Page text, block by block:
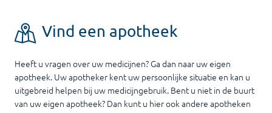
Vind een apotheek
Heeft u vragen over uw medicijnen? Ga dan naar uw eigen
apotheek. Uw apotheker kent uw persoonlijke situatie en kan u
uitgebreid helpen bij uw medicijngebruik. Bent u niet in de buurt
van uw eigen apotheek? Dan kunt u hier ook andere apotheken